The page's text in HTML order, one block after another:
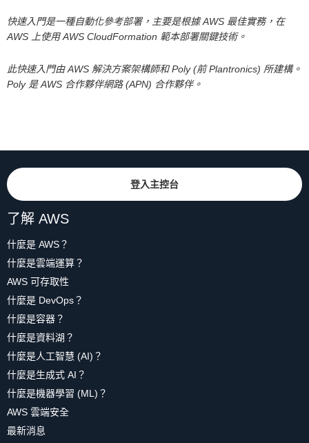
快速入門是一種自動化參考部署，主要是根據 AWS 最佳實務，在
AWS 上使用 AWS CloudFormation 範本部署關鍵技術。
此快速入門由 AWS 解決方案架構師和 Poly (前 Plantronics) 所建構。
Poly 是 AWS 合作夥伴網路 (APN) 合作夥伴。
登入主控台
了解 AWS
什麼是 AWS？
什麼是雲端運算？
AWS 可存取性
什麼是 DevOps？
什麼是容器？
什麼是資料湖？
什麼是人工智慧 (AI)？
什麼是生成式 AI？
什麼是機器學習 (ML)？
AWS 雲端安全
最新消息